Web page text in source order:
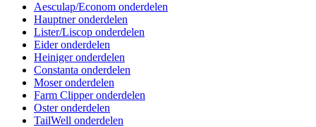
Aesculap/Econom onderdelen
Hauptner onderdelen
Lister/Liscop onderdelen
Eider onderdelen
Heiniger onderdelen
Constanta onderdelen
Moser onderdelen
Farm Clipper onderdelen
Oster onderdelen
TailWell onderdelen